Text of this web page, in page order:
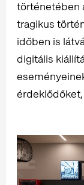
történetében
tragikus
időben is
digitális
érdeklődőket,